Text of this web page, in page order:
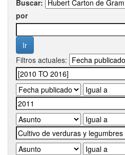
Buscar:
por
Filtros actuales: